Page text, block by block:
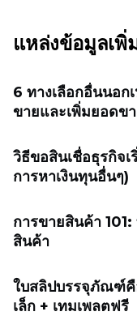
แหล่งข้อมูลเพิ่
6 ทางเลือกอื่นนอก
ขายและเพิ่มยอดข
วิธีขอสินเชื่อธุรกิจ
การหาเงินทุนอื่นๆ)
การขายสินค้า
สินค้า
ใบสลิปบรรจุภัณฑ์คื
เล็ก + เทมเพลตฟรี